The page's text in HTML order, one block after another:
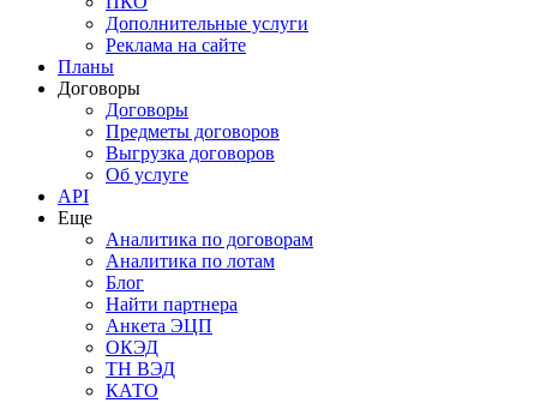
Дополнительные услуги
Реклама на сайте
Планы
Договоры
Договоры
Предметы договоров
Выгрузка договоров
Об услуге
API
Еще
Аналитика по договорам
Аналитика по лотам
Блог
Найти партнера
Анкета ЭЦП
ОКЭД
ТН ВЭД
КАТО